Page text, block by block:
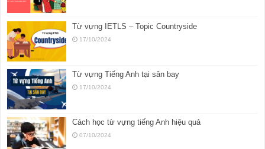
Từ vựng IETLS – Topic Countryside
17/10/2024
Từ vựng Tiếng Anh tại sân bay
17/10/2024
Cách học từ vựng tiếng Anh hiệu quả
07/10/2024